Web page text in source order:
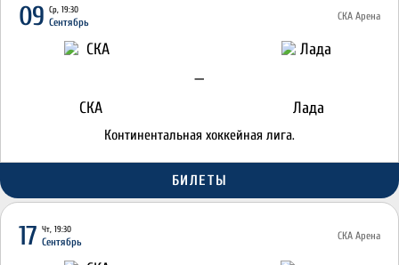
09 Ср, 19:30
Сентябрь СКА Арена
СКА
—
Лада
Континентальная хоккейная лига.
БИЛЕТЫ
17 Чт, 19:30
Сентябрь СКА Арена